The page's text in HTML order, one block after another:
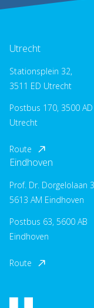
Utrecht
Stationsplein 32,
3511 ED Utrecht
Postbus 170, 3500 AD
Utrecht
Route
Eindhoven
Prof. Dr. Dorgelolaan
5613 AM Eindhoven
Postbus 63, 5600 AB
Eindhoven
Route